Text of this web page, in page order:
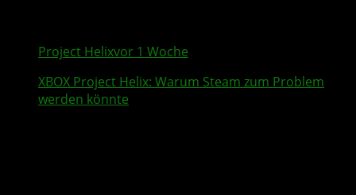
Project Helixvor 1 Woche
XBOX Project Helix: Warum Steam zum Problem
werden könnte